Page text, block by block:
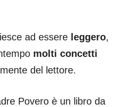
ad essere leggero,
molti concetti
del lettore.
Povero è un libro da